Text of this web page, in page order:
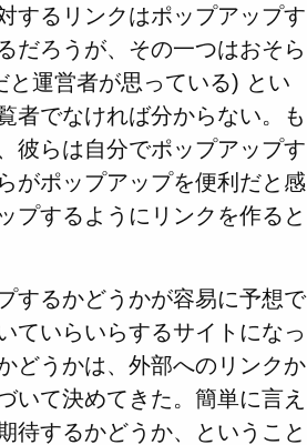
するリンクはポップアップす
だろうが、その一つはおそら
と運営者が思っている) とい
者でなければ分からない。も
彼らは自分でポップアップす
がポップアップを便利だと感
プするようにリンクを作ると
するかどうかが容易に予想で
ていらいらするサイトになっ
どうかは、外部へのリンクか
いて決めてきた。簡単に言え
待するかどうか、ということ